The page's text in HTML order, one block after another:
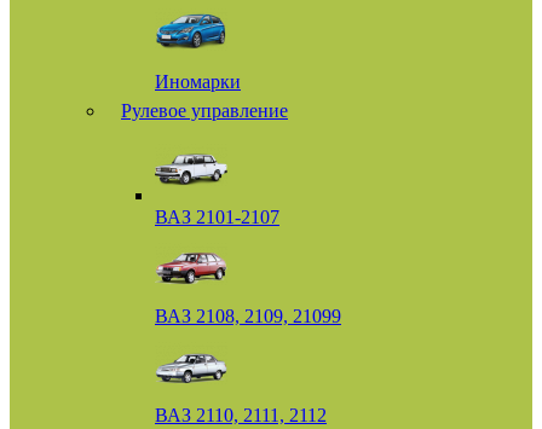
Иномарки
Рулевое управление
ВАЗ 2101-2107
ВАЗ 2108, 2109, 21099
ВАЗ 2110, 2111, 2112